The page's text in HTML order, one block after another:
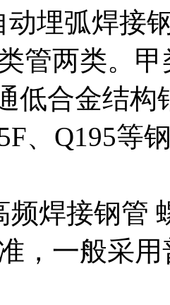
动埋弧焊接
管两类。
低合金结
、Q195等
频焊接钢管
，一般采